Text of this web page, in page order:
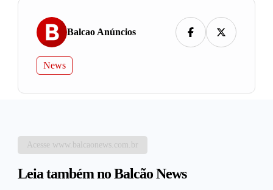
Balcao Anúncios
News
Acesse www.balcaonews.com.br
Leia também no Balcão News